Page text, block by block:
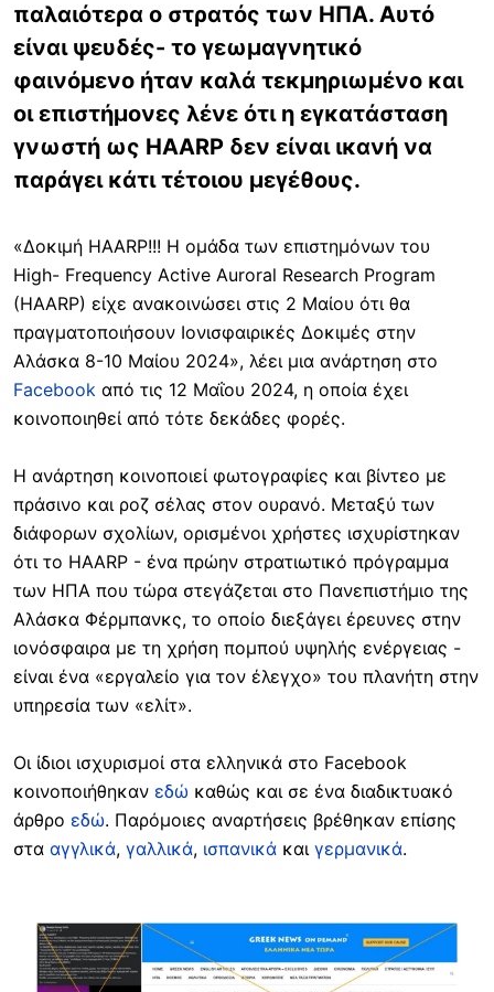
παλαιότερα ο στρατός των ΗΠΑ. Αυτό
είναι ψευδές- το γεωμαγνητικό
φαινόμενο ήταν καλά τεκμηριωμένο και
οι επιστήμονες λένε ότι η εγκατάσταση
γνωστή ως HAARP δεν είναι ικανή να
παράγει κάτι τέτοιου μεγέθους.
«Δοκιμή HAARP!!! Η ομάδα των επιστημόνων του
High- Frequency Active Auroral Research Program
(HAARP) είχε ανακοινώσει στις 2 Μαίου ότι θα
πραγματοποιήσουν Ιονισφαιρικές Δοκιμές στην
Αλάσκα 8-10 Μαίου 2024», λέει μια ανάρτηση στο
Facebook από τις 12 Μαΐου 2024, η οποία έχει
κοινοποιηθεί από τότε δεκάδες φορές.
Η ανάρτηση κοινοποιεί φωτογραφίες και βίντεο με
πράσινο και ροζ σέλας στον ουρανό. Μεταξύ των
διάφορων σχολίων, ορισμένοι χρήστες ισχυρίστηκαν
ότι το HAARP - ένα πρώην στρατιωτικό πρόγραμμα
των ΗΠΑ που τώρα στεγάζεται στο Πανεπιστήμιο της
Αλάσκα Φέρμπανκς, το οποίο διεξάγει έρευνες στην
ιονόσφαιρα με τη χρήση πομπού υψηλής ενέργειας -
είναι ένα «εργαλείο για τον έλεγχο» του πλανήτη στην
υπηρεσία των «ελίτ».
Οι ίδιοι ισχυρισμοί στα ελληνικά στο Facebook
κοινοποιήθηκαν εδώ καθώς και σε ένα διαδικτυακό
άρθρο εδώ. Παρόμοιες αναρτήσεις βρέθηκαν επίσης
στα αγγλικά, γαλλικά, ισπανικά και γερμανικά.
Image